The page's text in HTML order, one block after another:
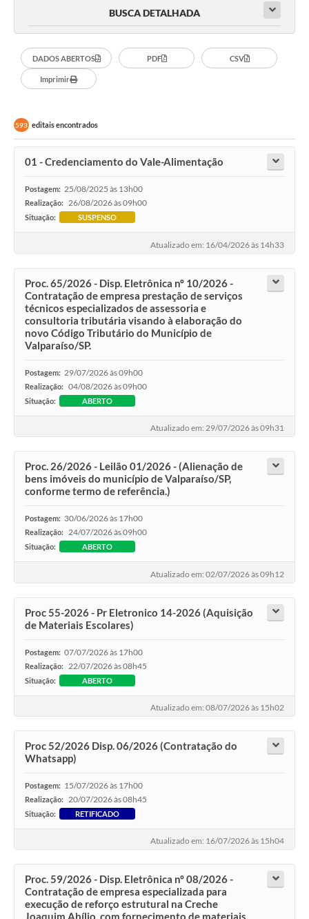
BUSCA DETALHADA
DADOS ABERTOS PDF CSV
Imprimir
593 editais encontrados
01 - Credenciamento do Vale-Alimentação
Postagem: 25/08/2025 às 13h00
Realização: 26/08/2026 às 09h00
Situação: SUSPENSO
Atualizado em: 16/04/2026 às 14h33
Proc. 65/2026 - Disp. Eletrônica nº 10/2026 -
Contratação de empresa prestação de serviços
técnicos especializados de assessoria e
consultoria tributária visando à elaboração do
novo Código Tributário do Município de
Valparaíso/SP.
Postagem: 29/07/2026 às 09h00
Realização: 04/08/2026 às 09h00
Situação: ABERTO
Atualizado em: 29/07/2026 às 09h31
Proc. 26/2026 - Leilão 01/2026 - (Alienação de
bens imóveis do município de Valparaíso/SP,
conforme termo de referência.)
Postagem: 30/06/2026 às 17h00
Realização: 24/07/2026 às 09h00
Situação: ABERTO
Atualizado em: 02/07/2026 às 09h12
Proc 55-2026 - Pr Eletronico 14-2026 (Aquisição
de Materiais Escolares)
Postagem: 07/07/2026 às 17h00
Realização: 22/07/2026 às 08h45
Situação: ABERTO
Atualizado em: 08/07/2026 às 15h02
Proc 52/2026 Disp. 06/2026 (Contratação do
Whatsapp)
Postagem: 15/07/2026 às 17h00
Realização: 20/07/2026 às 08h45
Situação: RETIFICADO
Atualizado em: 16/07/2026 às 15h04
Proc. 59/2026 - Disp. Eletrônica nº 08/2026 -
Contratação de empresa especializada para
execução de reforço estrutural na Creche